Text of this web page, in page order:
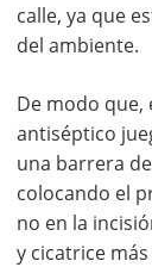
calle, ya que
del ambiente.
De modo que,
antiséptico
una barrera
colocando el
no en la
y cicatrice